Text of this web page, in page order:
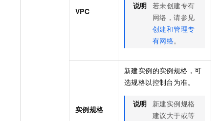
VPC
说明 若未创建专有
网络，请参见
创建和管理专
有网络。
实例规格
新建实例的实例规格，可
选规格以控制台为准。
说明
新建实例规格
建议大于或等